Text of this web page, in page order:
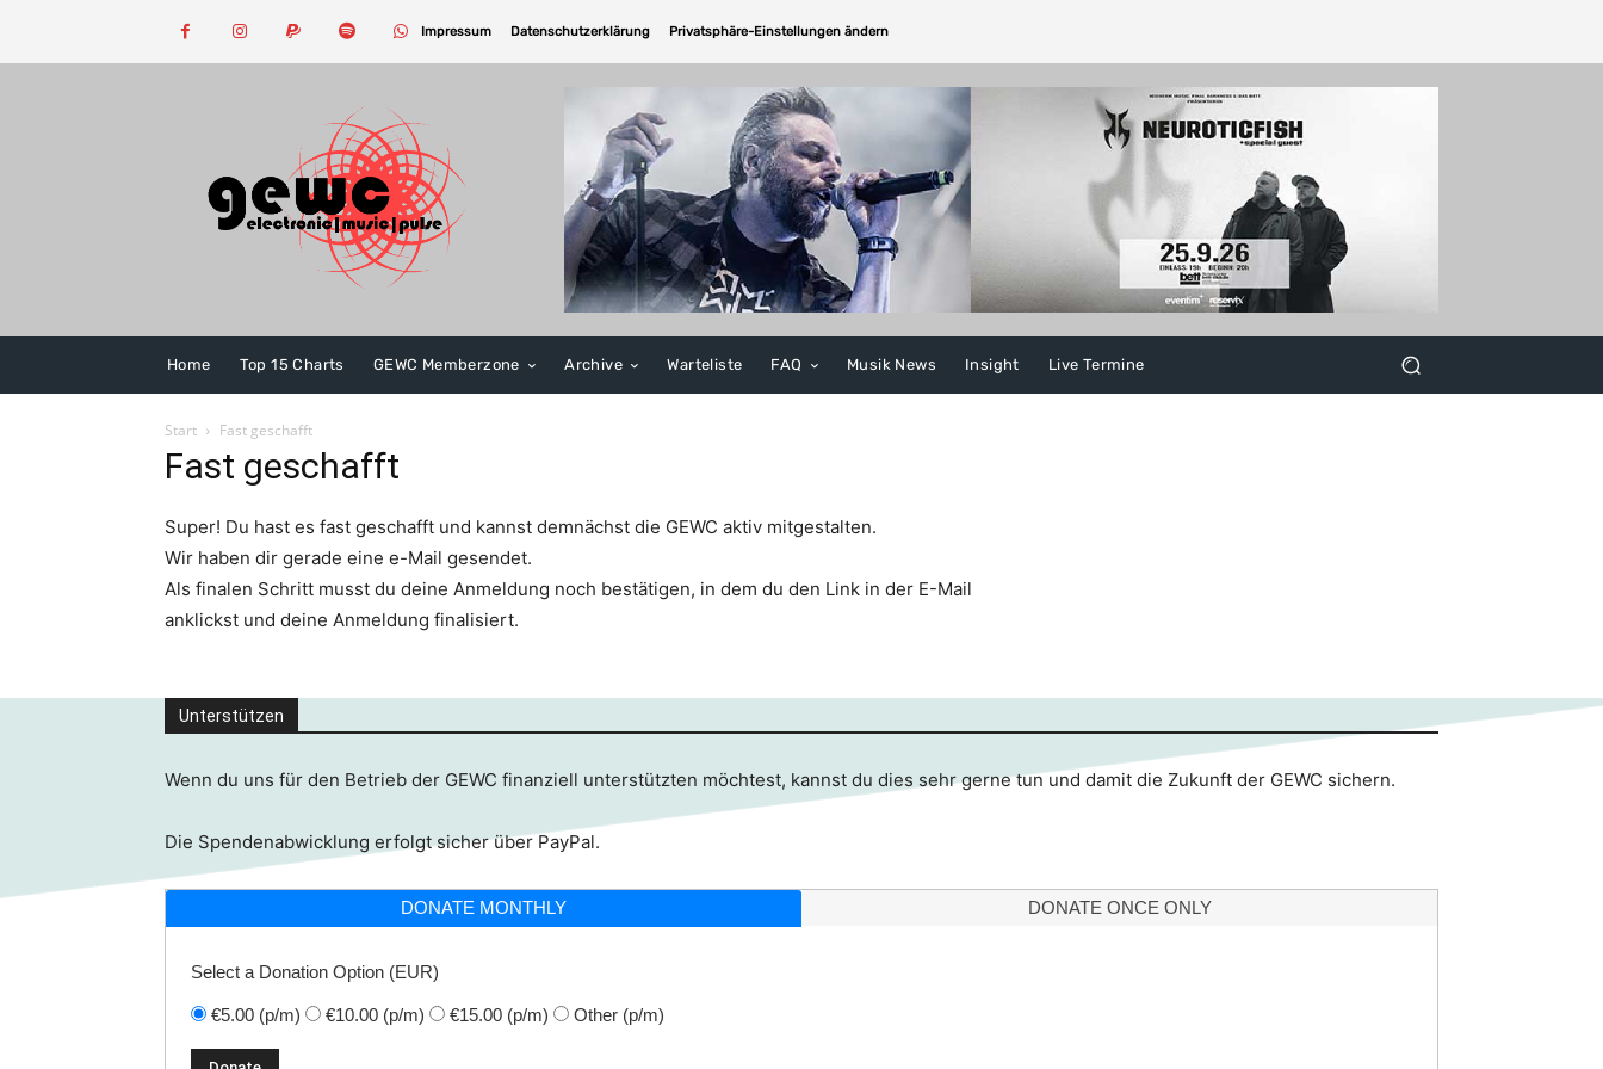
Impressum Datenschutzerklärung Privatsphäre-Einstellungen ändern
Home Top 15 Charts GEWC Memberzone Archive Warteliste FAQ Musik News Insight Live Termine
Start Fast geschafft
Fast geschafft
Super! Du hast es fast geschafft und kannst demnächst die GEWC aktiv mitgestalten.
Wir haben dir gerade eine e-Mail gesendet.
Als finalen Schritt musst du deine Anmeldung noch bestätigen, in dem du den Link in der E-Mail
anklickst und deine Anmeldung finalisiert.
Unterstützen
Wenn du uns für den Betrieb der GEWC finanziell unterstützten möchtest, kannst du dies sehr gerne tun und damit die Zukunft der GEWC sichern.
Die Spendenabwicklung erfolgt sicher über PayPal.
DONATE MONTHLY DONATE ONCE ONLY
Select a Donation Option (EUR)
€5.00 (p/m) €10.00 (p/m) €15.00 (p/m) Other (p/m)